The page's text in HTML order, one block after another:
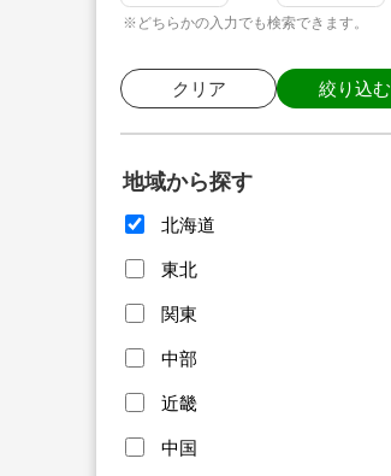
※どちらかの入力でも検索できます。
クリア 絞り込む
地域から探す
北海道
東北
関東
中部
近畿
中国